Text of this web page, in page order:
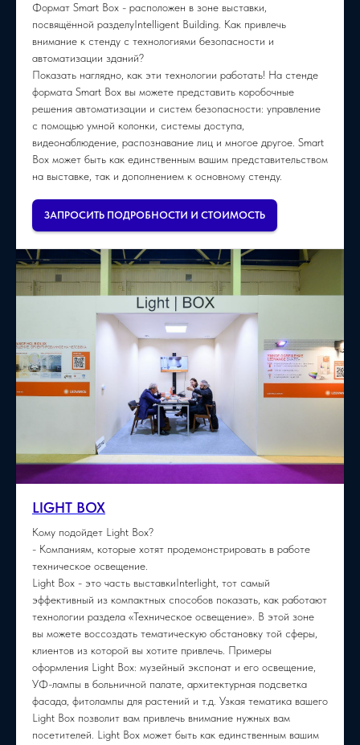
Формат Smart Box - расположен в зоне выставки,
посвящённой разделуIntelligent Building. Как привлечь
внимание к стенду с технологиями безопасности и
автоматизации зданий?
Показать наглядно, как эти технологии работать! На стенде
формата Smart Box вы можете представить коробочные
решения автоматизации и систем безопасности: управление
с помощью умной колонки, системы доступа,
видеонаблюдение, распознавание лиц и многое другое. Smart
Box может быть как единственным вашим представительством
на выставке, так и дополнением к основному стенду.
ЗАПРОСИТЬ ПОДРОБНОСТИ И СТОИМОСТЬ
LIGHT BOX
Кому подойдет Light Box?
- Компаниям, которые хотят продемонстрировать в работе
техническое освещение.
Light Box - это часть выставкиInterlight, тот самый
эффективный из компактных способов показать, как работают
технологии раздела «Техническое освещение». В этой зоне
вы можете воссоздать тематическую обстановку той сферы,
клиентов из которой вы хотите привлечь. Примеры
оформления Light Box: музейный экспонат и его освещение,
УФ-лампы в больничной палате, архитектурная подсветка
фасада, фитолампы для растений и т.д. Узкая тематика вашего
Light Box позволит вам привлечь внимание нужных вам
посетителей. Light Box может быть как единственным вашим